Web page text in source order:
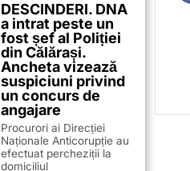
DESCINDERI. DNA
a intrat peste un
fost șef al Poliției
din Călărași.
Ancheta vizează
suspiciuni privind
un concurs de
angajare
Procurori ai Direcției
Naționale Anticorupție au
efectuat percheziții la
domiciliul